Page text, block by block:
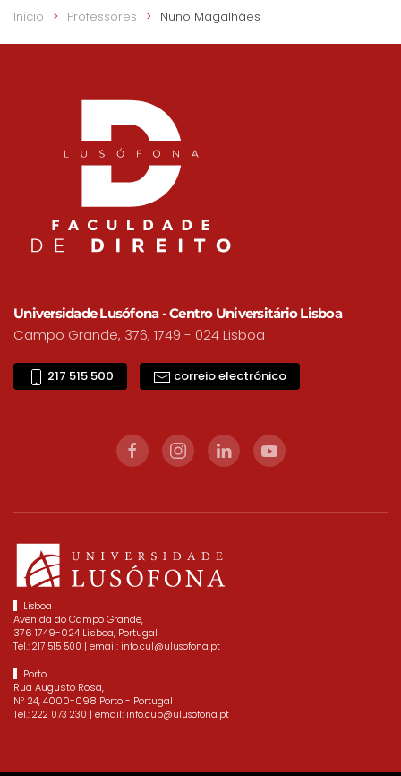
Início Professores Nuno Magalhães
Universidade Lusófona - Centro Universitário Lisboa
Campo Grande, 376, 1749 - 024 Lisboa
217 515 500 correio electrónico
Lisboa
Avenida do Campo Grande,
376 1749-024 Lisboa, Portugal
Tel.: 217 515 500 | email: info.cul@ulusofona.pt
Porto
Rua Augusto Rosa,
Nº 24, 4000-098 Porto - Portugal
Tel.: 222 073 230 | email: info.cup@ulusofona.pt